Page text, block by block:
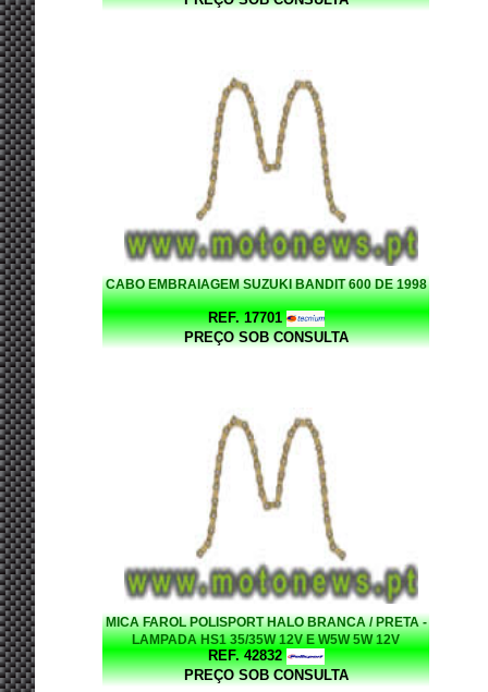
CABO EMBRAIAGEM SUZUKI BANDIT 600 DE 1998
REF. 17701
PREÇO SOB CONSULTA
MICA FAROL POLISPORT HALO BRANCA / PRETA -
LAMPADA HS1 35/35W 12V E W5W 5W 12V
REF. 42832
PREÇO SOB CONSULTA